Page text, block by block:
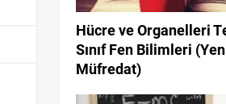
Hücre ve Organelleri
Sınıf Fen Bilimleri
Müfredat)